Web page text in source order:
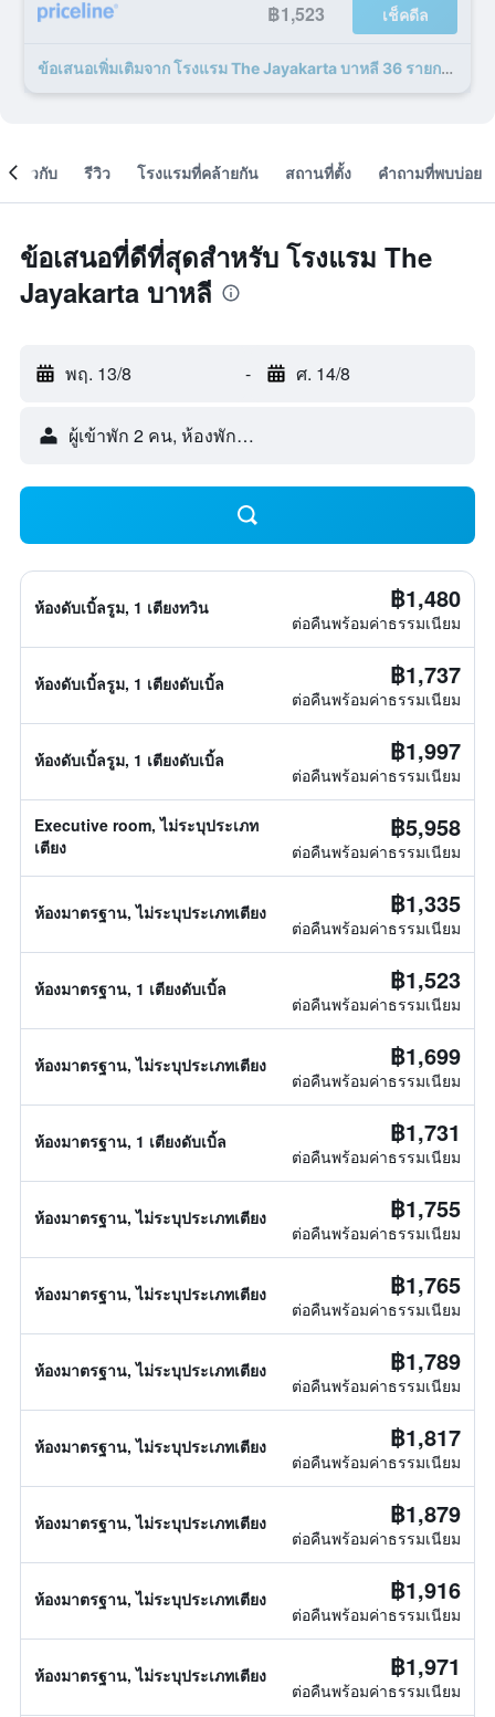
฿1,523 เช็คดีล
ข้อเสนอเพิ่มเติมจาก โรงแรม The Jayakarta บาหลี 36 รายการ
เกี่ยวกับ รีวิว โรงแรมที่คล้ายกัน สถานที่ตั้ง คำถามที่พบบ่อย
ข้อเสนอที่ดีที่สุดสำหรับ โรงแรม The
Jayakarta บาหลี
พฤ. 13/8 - ศ. 14/8
ผู้เข้าพัก 2 คน, ห้องพัก 1 ห้อง
ห้องดับเบิ้ลรูม, 1 เตียงทวิน ฿1,480
ต่อคืนพร้อมค่าธรรมเนียม
ห้องดับเบิ้ลรูม, 1 เตียงดับเบิ้ล ฿1,737
ต่อคืนพร้อมค่าธรรมเนียม
ห้องดับเบิ้ลรูม, 1 เตียงดับเบิ้ล ฿1,997
ต่อคืนพร้อมค่าธรรมเนียม
Executive room, ไม่ระบุประเภท
เตียง
฿5,958
ต่อคืนพร้อมค่าธรรมเนียม
ห้องมาตรฐาน, ไม่ระบุประเภทเตียง ฿1,335
ต่อคืนพร้อมค่าธรรมเนียม
ห้องมาตรฐาน, 1 เตียงดับเบิ้ล ฿1,523
ต่อคืนพร้อมค่าธรรมเนียม
ห้องมาตรฐาน, ไม่ระบุประเภทเตียง ฿1,699
ต่อคืนพร้อมค่าธรรมเนียม
ห้องมาตรฐาน, 1 เตียงดับเบิ้ล ฿1,731
ต่อคืนพร้อมค่าธรรมเนียม
ห้องมาตรฐาน, ไม่ระบุประเภทเตียง ฿1,755
ต่อคืนพร้อมค่าธรรมเนียม
ห้องมาตรฐาน, ไม่ระบุประเภทเตียง ฿1,765
ต่อคืนพร้อมค่าธรรมเนียม
ห้องมาตรฐาน, ไม่ระบุประเภทเตียง ฿1,789
ต่อคืนพร้อมค่าธรรมเนียม
ห้องมาตรฐาน, ไม่ระบุประเภทเตียง ฿1,817
ต่อคืนพร้อมค่าธรรมเนียม
ห้องมาตรฐาน, ไม่ระบุประเภทเตียง ฿1,879
ต่อคืนพร้อมค่าธรรมเนียม
ห้องมาตรฐาน, ไม่ระบุประเภทเตียง ฿1,916
ต่อคืนพร้อมค่าธรรมเนียม
ห้องมาตรฐาน, ไม่ระบุประเภทเตียง ฿1,971
ต่อคืนพร้อมค่าธรรมเนียม